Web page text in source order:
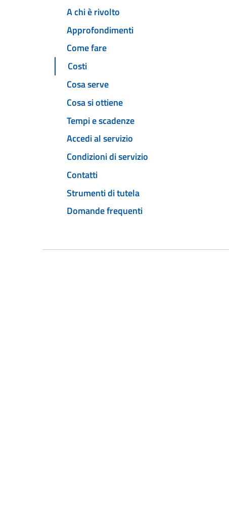
A chi è rivolto
Approfondimenti
Come fare
Costi
Cosa serve
Cosa si ottiene
Tempi e scadenze
Accedi al servizio
Condizioni di servizio
Contatti
Strumenti di tutela
Domande frequenti